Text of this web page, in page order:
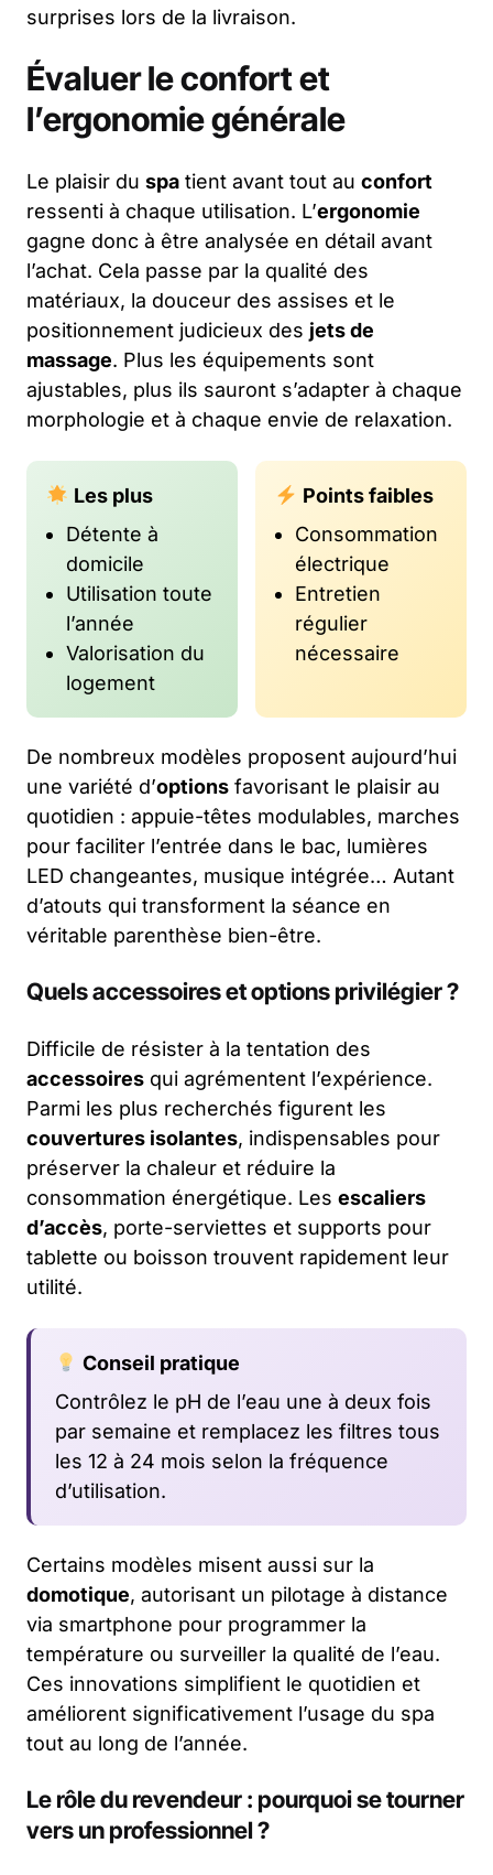
surprises lors de la livraison.
Évaluer le confort et
l’ergonomie générale
Le plaisir du spa tient avant tout au confort
ressenti à chaque utilisation. L’ergonomie
gagne donc à être analysée en détail avant
l’achat. Cela passe par la qualité des
matériaux, la douceur des assises et le
positionnement judicieux des jets de
massage. Plus les équipements sont
ajustables, plus ils sauront s’adapter à chaque
morphologie et à chaque envie de relaxation.
Les plus
Détente à
domicile
Utilisation toute
l’année
Valorisation du
logement
Points faibles
Consommation
électrique
Entretien
régulier
nécessaire
De nombreux modèles proposent aujourd’hui
une variété d’options favorisant le plaisir au
quotidien : appuie-têtes modulables, marches
pour faciliter l’entrée dans le bac, lumières
LED changeantes, musique intégrée… Autant
d’atouts qui transforment la séance en
véritable parenthèse bien-être.
Quels accessoires et options privilégier ?
Difficile de résister à la tentation des
accessoires qui agrémentent l’expérience.
Parmi les plus recherchés figurent les
couvertures isolantes, indispensables pour
préserver la chaleur et réduire la
consommation énergétique. Les escaliers
d’accès, porte-serviettes et supports pour
tablette ou boisson trouvent rapidement leur
utilité.
Conseil pratique
Contrôlez le pH de l’eau une à deux fois
par semaine et remplacez les filtres tous
les 12 à 24 mois selon la fréquence
d’utilisation.
Certains modèles misent aussi sur la
domotique, autorisant un pilotage à distance
via smartphone pour programmer la
température ou surveiller la qualité de l’eau.
Ces innovations simplifient le quotidien et
améliorent significativement l’usage du spa
tout au long de l’année.
Le rôle du revendeur : pourquoi se tourner
vers un professionnel ?